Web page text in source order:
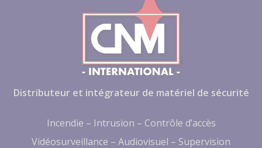
Distributeur et intégrateur de matériel de sécurité
Incendie – Intrusion – Contrôle d’accès
Vidéosurveillance – Audiovisuel – Supervision